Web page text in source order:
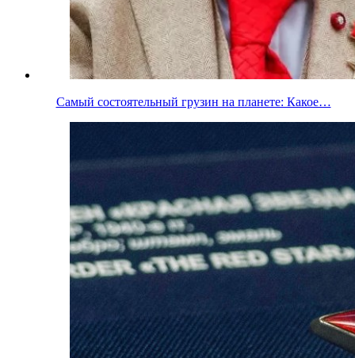
Самый состоятельный грузин на планете: Какое…